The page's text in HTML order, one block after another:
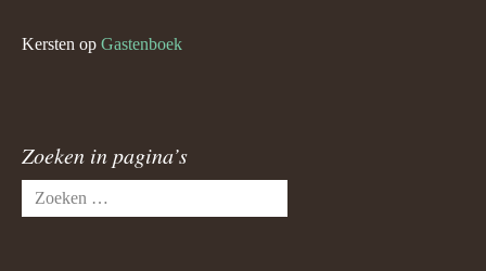
Kersten op Gastenboek
Zoeken in pagina’s
Zoeken
naar: